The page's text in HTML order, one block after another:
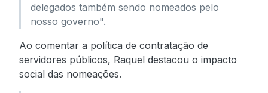
delegados também sendo nomeados pelo
nosso governo".
Ao comentar a política de contratação de
servidores públicos, Raquel destacou o impacto
social das nomeações.